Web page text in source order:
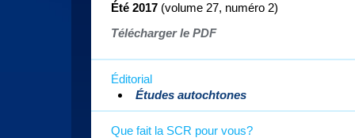
Été 2017 (volume 27, numéro 2)
Télécharger le PDF
Éditorial
Études autochtones
Que fait la SCR pour vous?